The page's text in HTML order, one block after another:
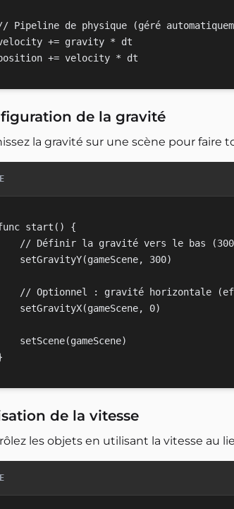
Pipeline de physique (géré
+= gravity * dt
de la gravité
la gravité sur une scène pour faire
start() {
// Définir la gravité vers le bas
setGravityY(gameScene, 300)
// Optionnel : gravité horizontale
setGravityX(gameScene, 0)
setScene(gameScene)
de la vitesse
les objets en utilisant la vitesse au